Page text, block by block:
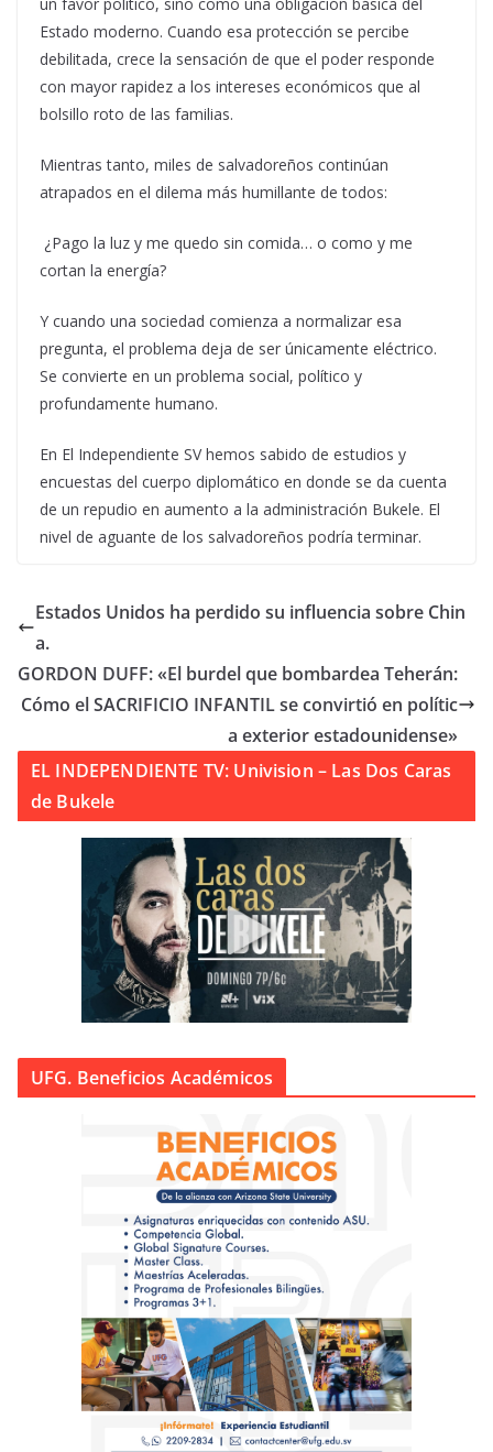
Estado moderno. Cuando esa protección se percibe
debilitada, crece la sensación de que el poder responde
con mayor rapidez a los intereses económicos que al
bolsillo roto de las familias.
Mientras tanto, miles de salvadoreños continúan
atrapados en el dilema más humillante de todos:
¿Pago la luz y me quedo sin comida… o como y me
cortan la energía?
Y cuando una sociedad comienza a normalizar esa
pregunta, el problema deja de ser únicamente eléctrico.
Se convierte en un problema social, político y
profundamente humano.
En El Independiente SV hemos sabido de estudios y
encuestas del cuerpo diplomático en donde se da cuenta
de un repudio en aumento a la administración Bukele. El
nivel de aguante de los salvadoreños podría terminar.
Estados Unidos ha perdido su influencia sobre Chin
a.
GORDON DUFF: «El burdel que bombardea Teherán:
Cómo el SACRIFICIO INFANTIL se convirtió en polític
a exterior estadounidense»
EL INDEPENDIENTE TV: Univision – Las Dos Caras
de Bukele
UFG. Beneficios Académicos